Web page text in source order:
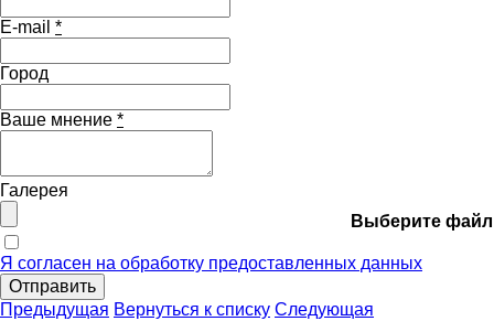
E-mail *
Город
Ваше мнение *
Галерея
Выберите файл
Я согласен на обработку предоставленных данных
Отправить
Предыдущая Вернуться к списку Следующая